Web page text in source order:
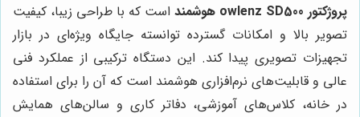
پروژکتور owlenz SD500 هوشمند
است که با طراحی زیبا، کیفیت
تصویر بالا و امکانات گسترده توانسته جایگاه ویژه‌ای در بازار
تجهیزات تصویری پیدا کند. این دستگاه ترکیبی از عملکرد فنی
عالی و قابلیت‌های نرم‌افزاری هوشمند است که آن را برای استفاده
در خانه، کلاس‌های آموزشی، دفاتر کاری و سالن‌های همایش